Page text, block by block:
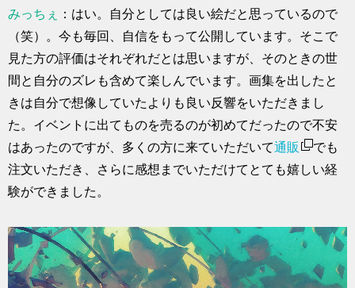
みっちぇ
：はい。自分としては良い絵だと思っているので
（笑）。今も毎回、自信をもって公開しています。そこで
見た方の評価はそれぞれだとは思いますが、そのときの世
間と自分のズレも含めて楽しんでいます。画集を出したと
きは自分で想像していたよりも良い反響をいただきまし
た。イベントに出てものを売るのが初めてだったので不安
はあったのですが、多くの方に来ていただいて通販
でも
注文いただき、さらに感想までいただけてとても嬉しい経
験ができました。